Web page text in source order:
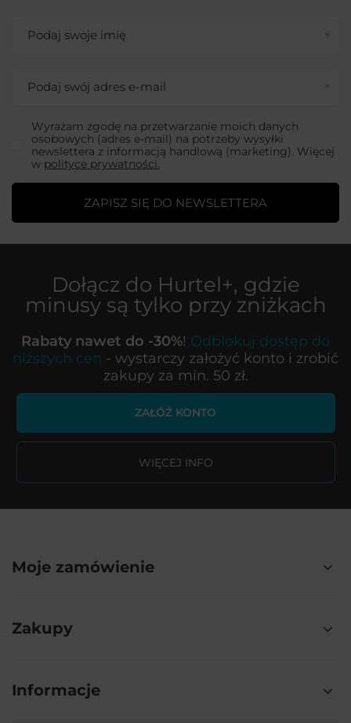
Podaj swoje imię
Podaj swój adres e-mail
Wyrażam zgodę na przetwarzanie moich danych
osobowych (adres e-mail) na potrzeby wysyłki
newslettera z informacją handlową (marketing). Więcej
w polityce prywatności.
ZAPISZ SIĘ DO NEWSLETTERA
Dołącz do Hurtel+, gdzie
minusy są tylko przy zniżkach
Rabaty nawet do -30%! Odblokuj dostęp do
niższych cen - wystarczy założyć konto i zrobić
zakupy za min. 50 zł.
ZAŁÓŻ KONTO
WIĘCEJ INFO
Moje zamówienie
Zakupy
Informacje